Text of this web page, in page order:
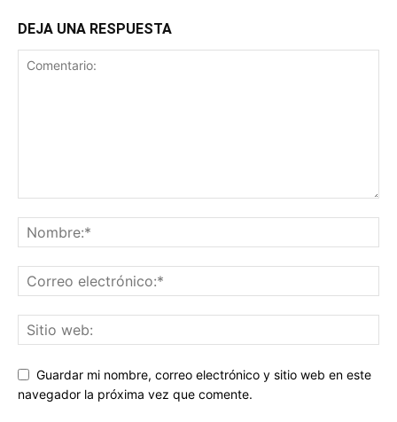
DEJA UNA RESPUESTA
Guardar mi nombre, correo electrónico y sitio web en este
navegador la próxima vez que comente.